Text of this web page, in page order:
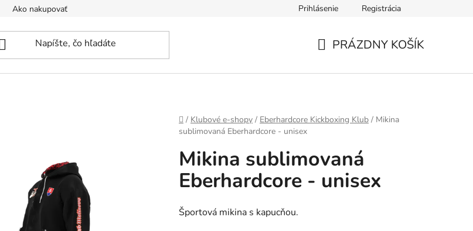
Ako nakupovať Prihlásenie Registrácia
PRÁZDNY KOŠÍK
Domov
/ Klubové e-shopy / Eberhardcore Kickboxing Klub / Mikina
sublimovaná Eberhardcore - unisex
Mikina sublimovaná
Eberhardcore - unisex
Športová mikina s kapucňou.